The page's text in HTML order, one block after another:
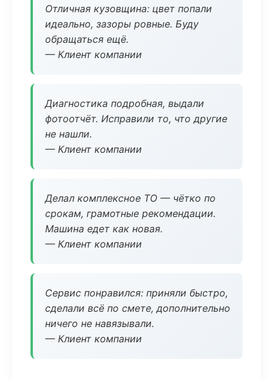
Отличная кузовщина: цвет попали
идеально, зазоры ровные. Буду
обращаться ещё.
— Клиент компании
Диагностика подробная, выдали
фотоотчёт. Исправили то, что другие
не нашли.
— Клиент компании
Делал комплексное ТО — чётко по
срокам, грамотные рекомендации.
Машина едет как новая.
— Клиент компании
Сервис понравился: приняли быстро,
сделали всё по смете, дополнительно
ничего не навязывали.
— Клиент компании